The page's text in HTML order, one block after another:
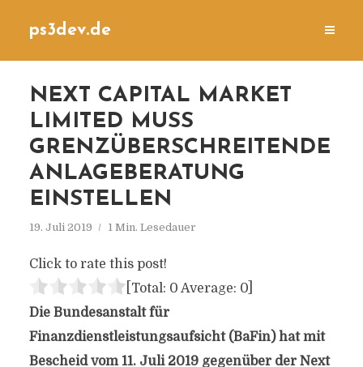
ps3dev.de
NEXT CAPITAL MARKET
LIMITED MUSS
GRENZÜBERSCHREITENDE
ANLAGEBERATUNG
EINSTELLEN
19. Juli 2019 1 Min. Lesedauer
Click to rate this post!
[Total: 0 Average: 0]
Die Bundesanstalt für
Finanzdienstleistungsaufsicht (BaFin) hat mit
Bescheid vom 11. Juli 2019 gegenüber der Next